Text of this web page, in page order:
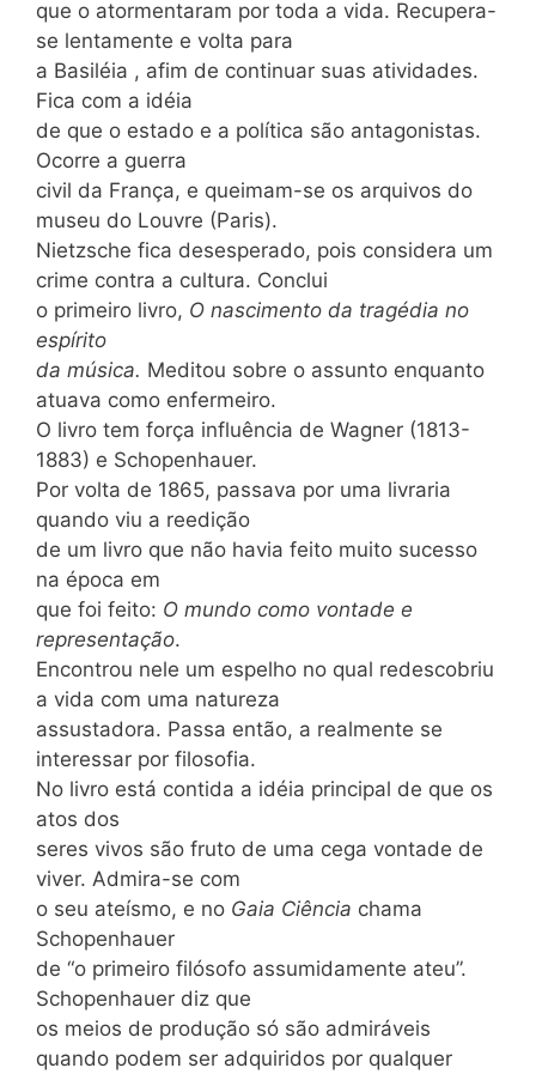
que o atormentaram por toda a vida. Recupera-
se lentamente e volta para
a Basiléia , afim de continuar suas atividades.
Fica com a idéia
de que o estado e a política são antagonistas.
Ocorre a guerra
civil da França, e queimam-se os arquivos do
museu do Louvre (Paris).
Nietzsche fica desesperado, pois considera um
crime contra a cultura. Conclui
o primeiro livro, O nascimento da tragédia no
espírito
da música. Meditou sobre o assunto enquanto
atuava como enfermeiro.
O livro tem força influência de Wagner (1813-
1883) e Schopenhauer.
Por volta de 1865, passava por uma livraria
quando viu a reedição
de um livro que não havia feito muito sucesso
na época em
que foi feito: O mundo como vontade e
representação.
Encontrou nele um espelho no qual redescobriu
a vida com uma natureza
assustadora. Passa então, a realmente se
interessar por filosofia.
No livro está contida a idéia principal de que os
atos dos
seres vivos são fruto de uma cega vontade de
viver. Admira-se com
o seu ateísmo, e no Gaia Ciência chama
Schopenhauer
de “o primeiro filósofo assumidamente ateu”.
Schopenhauer diz que
os meios de produção só são admiráveis
quando podem ser adquiridos por qualquer